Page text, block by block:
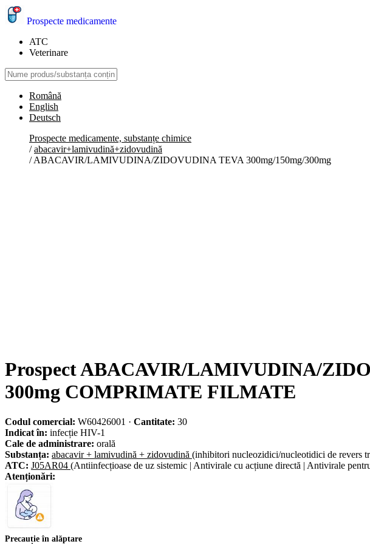
Prospecte medicamente
ATC
Veterinare
Română
English
Deutsch
Prospecte medicamente, substanțe chimice
/ abacavir+lamivudină+zidovudină
/ ABACAVIR/LAMIVUDINA/ZIDOVUDINA TEVA 300mg/150mg/300mg
Prospect ABACAVIR/LAMIVUDINA/
300mg COMPRIMATE FILMATE
Codul comercial: W60426001 · Cantitate: 30
Indicat în: infecție HIV-1
Cale de administrare: orală
Substanța: abacavir + lamivudină + zidovudină (inhibitori nucleozidici/nucleotidici de revers
ATC: J05AR04 (Antiinfecțioase de uz sistemic | Antivirale cu acțiune directă | Antivirale
Atenționări:
Precauție în alăptare